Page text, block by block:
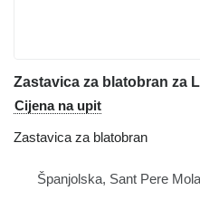
Cijena na upit
Zastavica za blatobran
Španjolska, Sant Pere